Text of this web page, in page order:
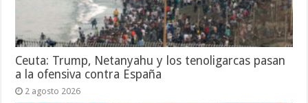
Ceuta: Trump, Netanyahu y los tenoligarcas pasan
a la ofensiva contra España
2 agosto 2026